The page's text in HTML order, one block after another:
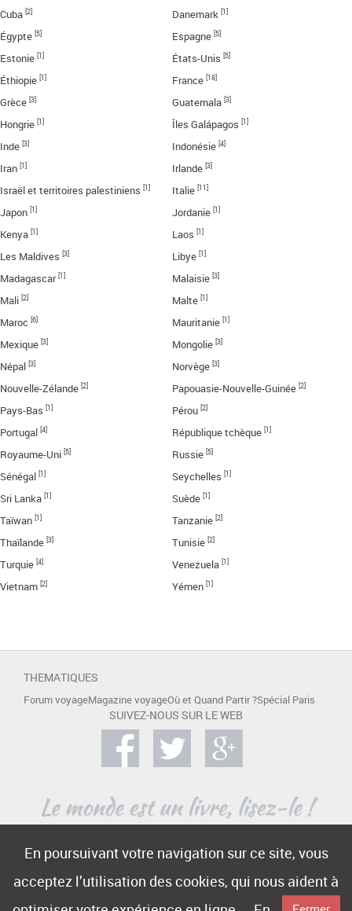
En poursuivant votre navigation sur ce site, vous
acceptez l’utilisation des cookies, qui nous aident à
Cuba [2] Danemark [1]
Égypte [5] Espagne [5]
Estonie [1] États-Unis [5]
Éthiopie [1] France [18]
Grèce [3] Guatemala [3]
Hongrie [1] Îles Galápagos [1]
Inde [3] Indonésie [4]
Iran [1] Irlande [3]
Israël et territoires palestiniens [1] Italie [11]
Japon [1] Jordanie [1]
Kenya [1] Laos [1]
Les Maldives [3] Libye [1]
Madagascar [1] Malaisie [3]
Mali [2] Malte [1]
Maroc [6] Mauritanie [1]
Mexique [3] Mongolie [3]
Népal [3] Norvège [3]
Nouvelle-Zélande [2] Papouasie-Nouvelle-Guinée [2]
Pays-Bas [1] Pérou [2]
Portugal [4] République tchèque [1]
Royaume-Uni [5] Russie [5]
Sénégal [1] Seychelles [1]
Sri Lanka [1] Suède [1]
Taïwan [1] Tanzanie [2]
Thaïlande [3] Tunisie [2]
Turquie [4] Venezuela [1]
Vietnam [2] Yémen [1]
THEMATIQUES
Forum voyageMagazine voyageOù et Quand Partir ?Spécial Paris
SUIVEZ-NOUS SUR LE WEB
A PROPOS
ContactMentions légalesPublicité